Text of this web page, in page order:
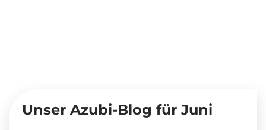
Unser Azubi-Blog für Juni